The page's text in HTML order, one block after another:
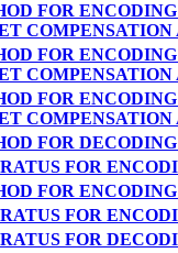
FOR
FOR
FOR
FOR
FOR
FOR
FOR
FOR